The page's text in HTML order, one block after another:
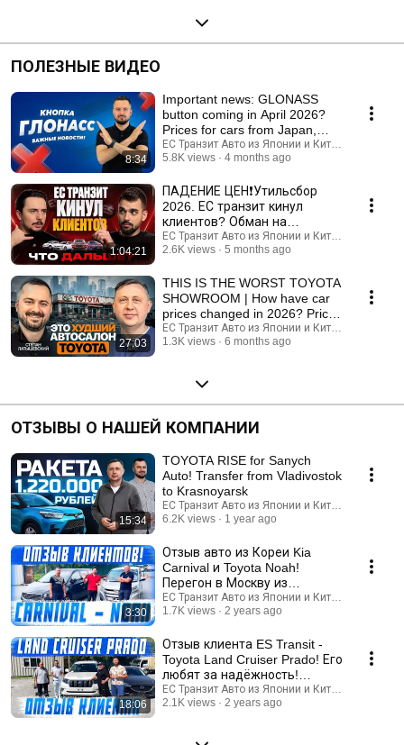
ПОЛЕЗНЫЕ ВИДЕО
8:34
Important news: GLONASS
button coming in April 2026?
Prices for cars from Japan,
China, and Korea
ЕС Транзит Авто из Японии и Китая
5.8K views
4 months ago
1:04:21
ПАДЕНИЕ ЦЕН❗️Утильсбор
2026. ЕС транзит кинул
клиентов? Обман на
автоаукционах Японии 😱
ЕС Транзит Авто из Японии и Китая
2.6K views
5 months ago
27:03
THIS IS THE WORST TOYOTA
SHOWROOM | How have car
prices changed in 2026? Prices
for cars from China.
ЕС Транзит Авто из Японии и Китая
1.3K views
6 months ago
ОТЗЫВЫ О НАШЕЙ КОМПАНИИ
15:34
TOYOTA RISE for Sanych
Auto! Transfer from Vladivostok
to Krasnoyarsk
ЕС Транзит Авто из Японии и Китая
6.2K views
1 year ago
3:30
Отзыв авто из Кореи Kia
Carnival и Toyota Noah!
Перегон в Москву из
Владивостока своим ходом
ЕС Транзит Авто из Японии и Китая
1.7K views
2 years ago
18:06
Отзыв клиента ES Transit -
Toyota Land Cruiser Prado! Его
любят за надёжность!
Перегон в Сибирь!
ЕС Транзит Авто из Японии и Китая
2.1K views
2 years ago